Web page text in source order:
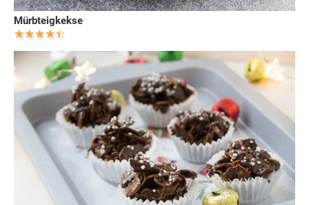
Mürbteigkekse